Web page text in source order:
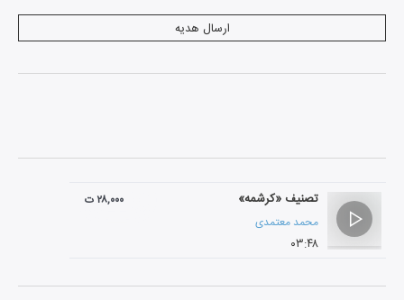
ارسال هدیه
تصنیف «کرشمه»
محمد معتمدی
۰۳:۴۸
۲۸,۰۰۰ ت